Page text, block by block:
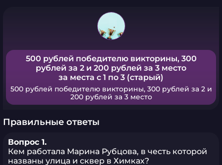
500 рублей победителю викторины, 300
рублей за 2 и 200 рублей за 3 место
за места с 1 по 3 (старый)
500 рублей победителю викторины, 300 рублей за 2 и
200 рублей за 3 место
Правильные ответы
Вопрос 1.
Кем работала Марина Рубцова, в честь которой
названы улица и сквер в Химках?